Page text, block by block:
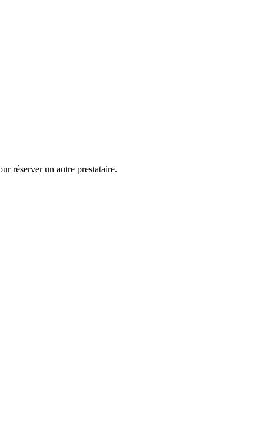
réserver un autre prestataire.